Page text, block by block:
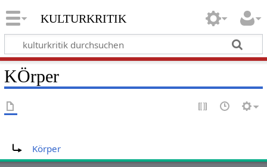
kulturkritik
KÖrper
Körper